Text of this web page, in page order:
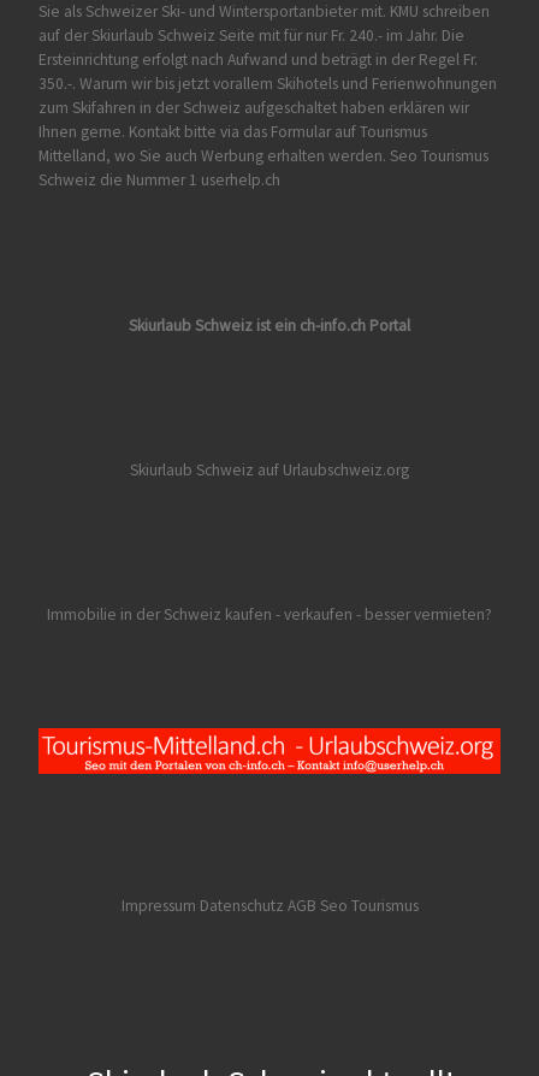
Sie als Schweizer Ski- und Wintersportanbieter mit. KMU schreiben
auf der Skiurlaub Schweiz Seite mit für nur Fr. 240.- im Jahr. Die
Ersteinrichtung erfolgt nach Aufwand und beträgt in der Regel Fr.
350.-. Warum wir bis jetzt vorallem Skihotels und Ferienwohnungen
zum Skifahren in der Schweiz aufgeschaltet haben erklären wir
Ihnen gerne. Kontakt bitte via das Formular aufTourismus
Mittelland, wo Sie auch Werbung erhalten werden. Seo Tourismus
Schweiz die Nummer 1 userhelp.ch
Skiurlaub Schweiz ist ein ch-info.ch Portal
Skiurlaub Schweiz auf Urlaubschweiz.org
Immobilie in der Schweiz kaufen - verkaufen - besser vermieten?
Impressum Datenschutz AGB Seo Tourismus